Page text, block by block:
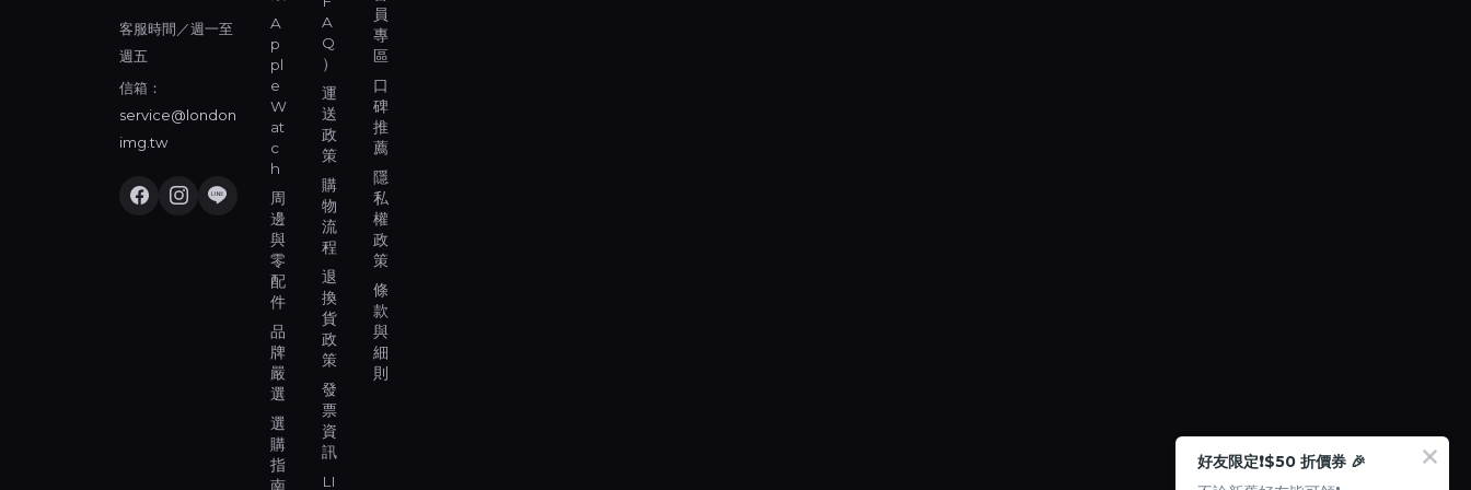
客服時間／週一至
週五
信箱：
service@london
img.tw
A
p
pl
e
W
at
c
h
周
邊
與
零
配
件
品
牌
嚴
選
選
購
指
南
A
Q
）
運
送
政
策
購
物
流
程
退
換
貨
政
策
發
票
資
訊
LI
員
專
區
口
碑
推
薦
隱
私
權
政
策
條
款
與
細
則
好友限定❗️$50 折價券 🎉